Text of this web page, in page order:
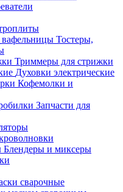
Тостеры,
Триммеры для стрижки
Духовки электрические
Кофемолки и
Запчасти для
Блендеры и миксеры
сварочные